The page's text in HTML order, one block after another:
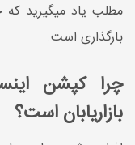
مطلب یاد میگیرید
بارگذاری است.
چرا کپشن
بازاریابان است؟